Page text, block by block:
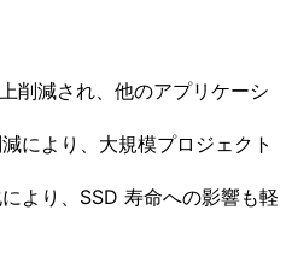
削減され、他のアプリケーシ
により、大規模プロジェクト
より、SSD 寿命への影響も軽